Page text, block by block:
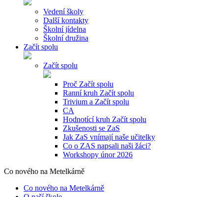
Vedení školy
Další kontakty
Školní jídelna
Školní družina
Začít spolu
Začít spolu
Proč Začít spolu
Ranní kruh Začít spolu
Trivium a Začít spolu
CA
Hodnotící kruh Začít spolu
Zkušenosti se ZaS
Jak ZaS vnímají naše učitelky
Co o ZAS napsali naši žáci?
Workshopy únor 2026
Co nového na Metelkárně
Co nového na Metelkárně